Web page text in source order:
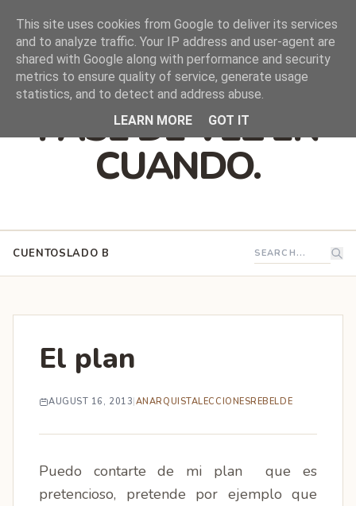
DEJO QUE ESTO
PASE DE VEZ EN
CUANDO.
CUENTOSLADO B
El plan
AUGUST 16, 2013 ANARQUISTALECCIONESREBELDE
Puedo contarte de mi plan que es
pretencioso, pretende por ejemplo que
This site uses cookies from Google to deliver its services
and to analyze traffic. Your IP address and user-agent are
shared with Google along with performance and security
metrics to ensure quality of service, generate usage
statistics, and to detect and address abuse.
LEARN MORE
GOT IT